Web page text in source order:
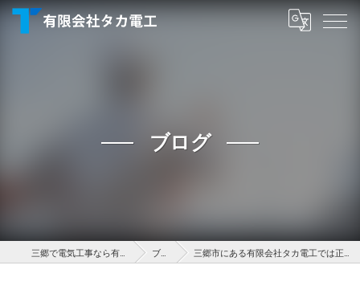
ブログ
三郷で電気工事なら有限会社タカ電工 ブログ 三郷市にある有限会社タカ電工では正社員を募集しています！